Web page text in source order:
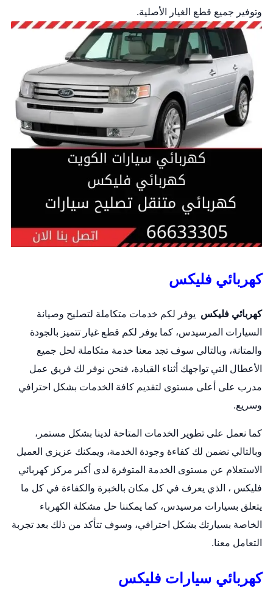
وتوفير جميع قطع الغيار الأصلية.
كهربائي فليكس
كهربائي فليكس يوفر لكم خدمات متكاملة لتصليح وصيانة
السيارات المرسيدس، كما يوفر لكم قطع غيار تتميز بالجودة
والمتانة، وبالتالي سوف تجد معنا خدمة متكاملة لحل جميع
الأعطال التي تواجهك أثناء القيادة، فنحن نوفر لك فريق عمل
مدرب على أعلى مستوى لتقديم كافة الخدمات بشكل احترافي
وسريع.
كما نعمل على تطوير الخدمات المتاحة لدينا بشكل مستمر،
وبالتالي نضمن لك كفاءة وجودة الخدمة، ويمكنك عزيزي العميل
الاستعلام عن مستوى الخدمة المتوفرة لدى أكبر مركز كهربائي
فليكس ، الذي يعرف في كل مكان بالخبرة والكفاءة في كل ما
يتعلق بسيارات مرسيدس، كما يمكننا حل مشكلة الكهرباء
الخاصة بسيارتك بشكل احترافي، وسوف تتأكد من ذلك بعد تجربة
التعامل معنا.
كهربائي سيارات فليكس